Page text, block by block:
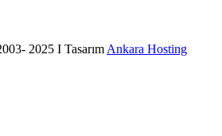
2025 I Tasarım Ankara Hosting